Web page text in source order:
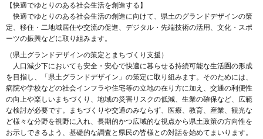
【快適でゆとりのある社会生活を創造する】
快適でゆとりのある社会生活の創造に向けて、県土のグランドデザインの策
定、移住・二地域居住や交流の促進、デジタル・先端技術の活用、文化・スポ
ーツの振興などに取り組みます。
（県土グランドデザインの策定とまちづくり支援）
人口減少下においても安全・安心で快適に暮らせる持続可能な生活圏の形成
を目指し、「県土グランドデザイン」の策定に取り組みます。そのためには、
病院や学校などの社会インフラや住宅等の立地の在り方に加え、交通の利便性
の向上や楽しいまちづくり、地域の災害リスクの低減、生業の確保など、広範
な検討が必要です。まちづくりや交通のみならず、医療、教育、産業、観光な
ど様々な分野を視野に入れ、長期的かつ広域的な視点から県土政策の方向性を
お示しできるよう、基礎的な調査と県民の皆様との対話を始めてまいります。